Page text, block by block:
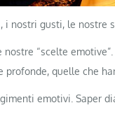
i nostri gusti, le nostre
“scelte
quelle che
emotivi. Saper